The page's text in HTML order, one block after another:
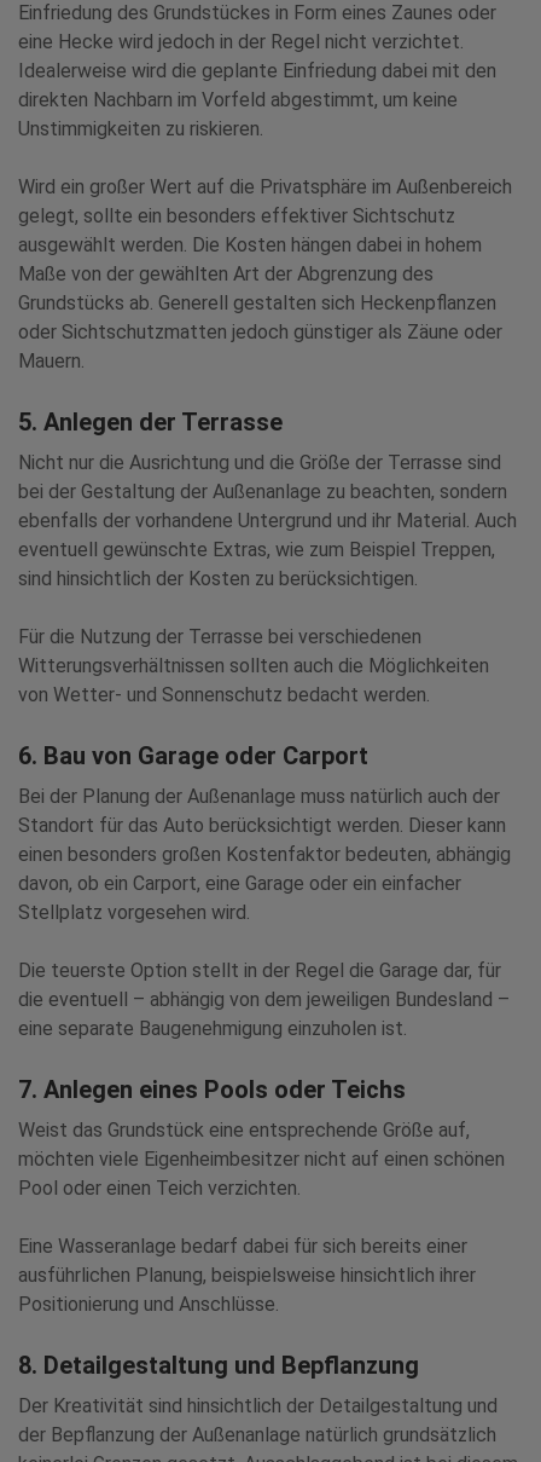
Einfriedung des Grundstückes in Form eines Zaunes oder
eine Hecke wird jedoch in der Regel nicht verzichtet.
Idealerweise wird die geplante Einfriedung dabei mit den
direkten Nachbarn im Vorfeld abgestimmt, um keine
Unstimmigkeiten zu riskieren.
Wird ein großer Wert auf die Privatsphäre im Außenbereich
gelegt, sollte ein besonders effektiver Sichtschutz
ausgewählt werden. Die Kosten hängen dabei in hohem
Maße von der gewählten Art der Abgrenzung des
Grundstücks ab. Generell gestalten sich Heckenpflanzen
oder Sichtschutzmatten jedoch günstiger als Zäune oder
Mauern.
5. Anlegen der Terrasse
Nicht nur die Ausrichtung und die Größe der Terrasse sind
bei der Gestaltung der Außenanlage zu beachten, sondern
ebenfalls der vorhandene Untergrund und ihr Material. Auch
eventuell gewünschte Extras, wie zum Beispiel Treppen,
sind hinsichtlich der Kosten zu berücksichtigen.
Für die Nutzung der Terrasse bei verschiedenen
Witterungsverhältnissen sollten auch die Möglichkeiten
von Wetter- und Sonnenschutz bedacht werden.
6. Bau von Garage oder Carport
Bei der Planung der Außenanlage muss natürlich auch der
Standort für das Auto berücksichtigt werden. Dieser kann
einen besonders großen Kostenfaktor bedeuten, abhängig
davon, ob ein Carport, eine Garage oder ein einfacher
Stellplatz vorgesehen wird.
Die teuerste Option stellt in der Regel die Garage dar, für
die eventuell – abhängig von dem jeweiligen Bundesland –
eine separate Baugenehmigung einzuholen ist.
7. Anlegen eines Pools oder Teichs
Weist das Grundstück eine entsprechende Größe auf,
möchten viele Eigenheimbesitzer nicht auf einen schönen
Pool oder einen Teich verzichten.
Eine Wasseranlage bedarf dabei für sich bereits einer
ausführlichen Planung, beispielsweise hinsichtlich ihrer
Positionierung und Anschlüsse.
8. Detailgestaltung und Bepflanzung
Der Kreativität sind hinsichtlich der Detailgestaltung und
der Bepflanzung der Außenanlage natürlich grundsätzlich